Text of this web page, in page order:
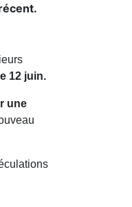
12 juin.
une